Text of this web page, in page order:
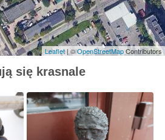
Leaflet| ©OpenStreetMapContributors
się krasnale